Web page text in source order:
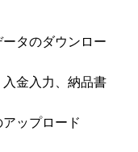
タのダウンロー
金入力、納品書
ップロード